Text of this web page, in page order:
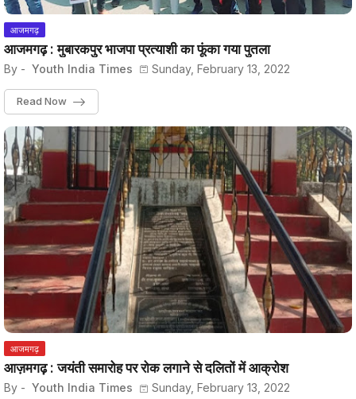
आजमगढ़
आजमगढ़ : मुबारकपुर भाजपा प्रत्याशी का फूंका गया पुतला
By - Youth India Times Sunday, February 13, 2022
Read Now
आजमगढ़
आज़मगढ़ : जयंती समारोह पर रोक लगाने से दलितों में आक्रोश
By - Youth India Times Sunday, February 13, 2022